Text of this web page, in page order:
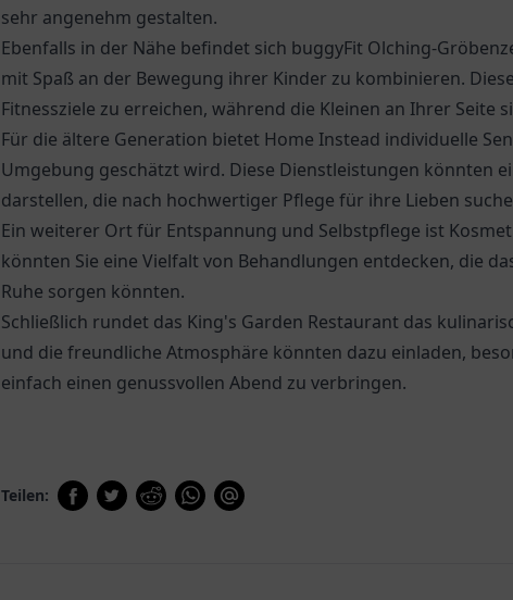
sehr angenehm gestalten.
Ebenfalls in der Nähe befindet sich buggyFit Olching-
mit Spaß an der Bewegung ihrer Kinder zu kombinieren.
Fitnessziele zu erreichen, während die Kleinen an Ihrer Seite
Für die ältere Generation bietet Home Instead individuelle
Umgebung geschätzt wird. Diese Dienstleistungen könnten
darstellen, die nach hochwertiger Pflege für ihre Lieben
Ein weiterer Ort für Entspannung und Selbstpflege ist
könnten Sie eine Vielfalt von Behandlungen entdecken, die
Ruhe sorgen könnten.
Schließlich rundet das King's Garden Restaurant das
und die freundliche Atmosphäre könnten dazu einladen,
einfach einen genussvollen Abend zu verbringen.
Teilen: